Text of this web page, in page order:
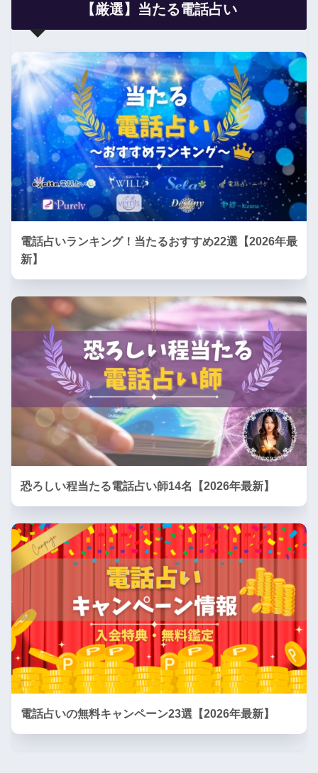
【厳選】当たる電話占い
電話占いランキング！当たるおすすめ22選【2026年最
新】
恐ろしい程当たる電話占い師14名【2026年最新】
電話占いの無料キャンペーン23選【2026年最新】